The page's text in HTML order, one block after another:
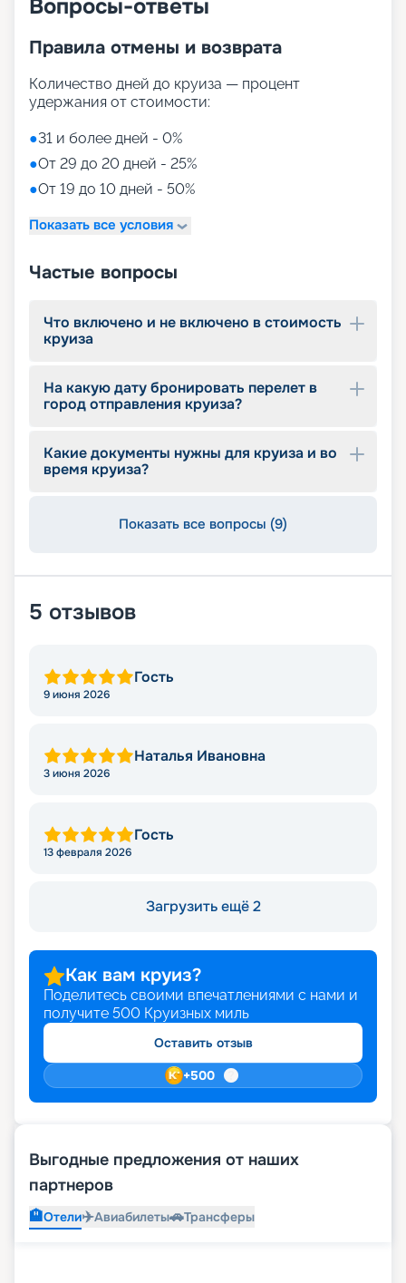
Вопросы-ответы
Правила отмены и возврата
Количество дней до круиза — процент
удержания от стоимости:
●31 и более дней - 0%
●От 29 до 20 дней - 25%
●От 19 до 10 дней - 50%
Показать все условия
Частые вопросы
Что включено и не включено в стоимость
круиза
На какую дату бронировать перелет в
город отправления круиза?
Какие документы нужны для круиза и во
время круиза?
Показать все вопросы (9)
5 отзывов
Гость
9 июня 2026
Наталья Ивановна
3 июня 2026
Гость
13 февраля 2026
Загрузить ещё 2
Как вам круиз?
Поделитесь своими впечатлениями с нами и
получите 500 Круизных миль
Оставить отзыв
+500
Выгодные предложения от наших
партнеров
🏨Отели✈️Авиабилеты🚗Трансферы